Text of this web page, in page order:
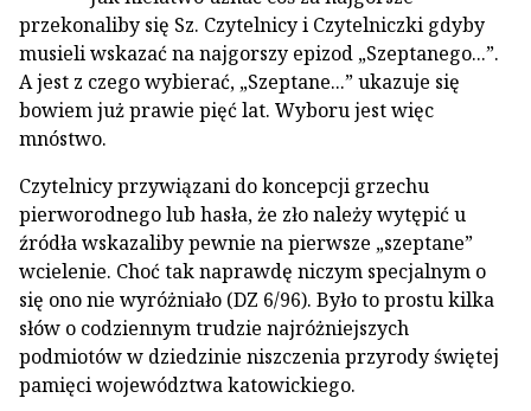
przekonaliby się Sz. Czytelnicy i Czytelniczki gdyby
musieli wskazać na najgorszy epizod „Szeptanego...”.
A jest z czego wybierać, „Szeptane...” ukazuje się
bowiem już prawie pięć lat. Wyboru jest więc
mnóstwo.
Czytelnicy przywiązani do koncepcji grzechu
pierworodnego lub hasła, że zło należy wytępić u
źródła wskazaliby pewnie na pierwsze „szeptane”
wcielenie. Choć tak naprawdę niczym specjalnym o
się ono nie wyróżniało (DZ 6/96). Było to prostu kilka
słów o codziennym trudzie najróżniejszych
podmiotów w dziedzinie niszczenia przyrody świętej
pamięci województwa katowickiego.